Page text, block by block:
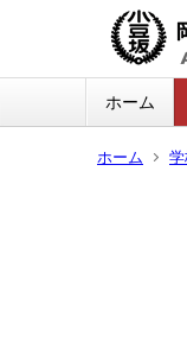
ホーム
ホーム